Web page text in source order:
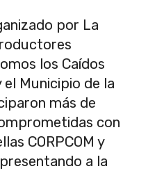
por La
los Caídos
el Municipio de la
más de
con
CORPCOM y
a la